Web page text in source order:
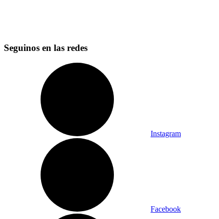
Seguinos en las redes
Instagram
Facebook